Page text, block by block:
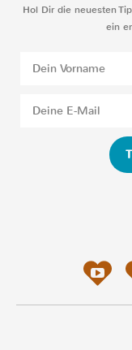
Hol Dir die neuesten
ein